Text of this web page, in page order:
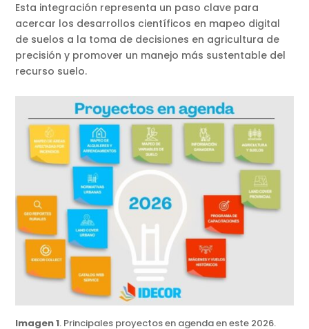
Esta integración representa un paso clave para
acercar los desarrollos científicos en mapeo digital
de suelos a la toma de decisiones en agricultura de
precisión y promover un manejo más sustentable del
recurso suelo.
Imagen 1. Principales proyectos en agenda en este 2026.